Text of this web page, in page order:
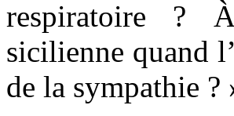
respiratoire ?
sicilienne quand
de la sympathie ?